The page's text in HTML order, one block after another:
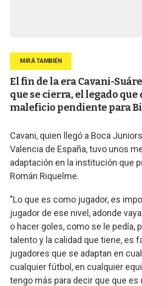
El fin de la era Cavani-
que se cierra, el legado que
maleficio pendiente para
Cavani, quien llegó a Boca
Valencia de España, tuvo unos
adaptación en la institución que
Román Riquelme.
"Lo que es como jugador, es
jugador de ese nivel, adonde
o hacer goles, como se le pedía,
talento y la calidad que tiene, es
jugadores que se adaptan en
cualquier fútbol, en cualquier
tengo más para decir que que es